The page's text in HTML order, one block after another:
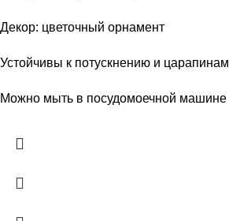
Декор: цветочный орнамент
Устойчивы к потускнению и царапинам
Можно мыть в посудомоечной машине